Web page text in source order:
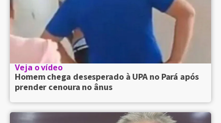
Veja o vídeo
Homem chega desesperado à UPA no Pará após
prender cenoura no ânus